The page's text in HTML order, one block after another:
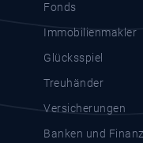
Fonds
Immobilienmakler
Glücksspiel
Treuhänder
Versicherungen
Banken und